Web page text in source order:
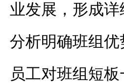
业发展，形成
分析明确班组
员工对班组短板